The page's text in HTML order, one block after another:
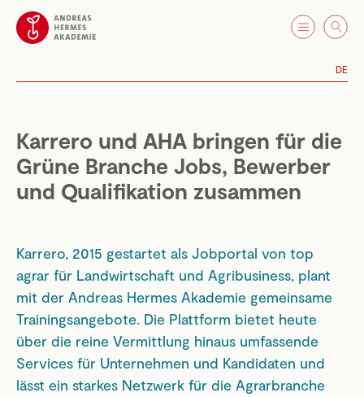
DE
Karrero und AHA bringen für die
Grüne Branche Jobs, Bewerber
und Qualifikation zusammen
Karrero, 2015 gestartet als Jobportal von top
agrar für Landwirtschaft und Agribusiness, plant
mit der Andreas Hermes Akademie gemeinsame
Trainingsangebote. Die Plattform bietet heute
über die reine Vermittlung hinaus umfassende
Services für Unternehmen und Kandidaten und
lässt ein starkes Netzwerk für die Agrarbranche